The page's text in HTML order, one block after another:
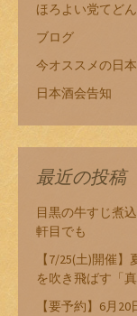
ほろよい党てど
ブログ
今オススメの日
日本酒会告知
最近の投稿
目黒の牛すじ煮
軒目でも
【7/25(土)開催
を吹き飛ばす「
【要予約】6月